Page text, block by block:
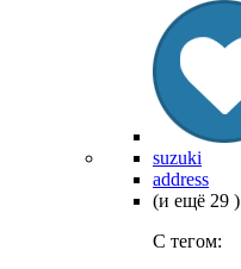
suzuki
address
(и ещё 29 )
C тегом: